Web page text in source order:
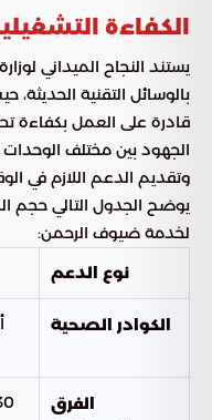
الكفاءة
يستند النجاح الميداني
بالوسائل التقنية
قادرة على العمل بكفاءة
الجهود بين مختلف
وتقديم الدعم اللازم في
يوضح الجدول التالي
لخدمة ضيوف الرحمن:
نوع الدعم
الكوادر الصحية
الفرق
30 فرقة ميدانية